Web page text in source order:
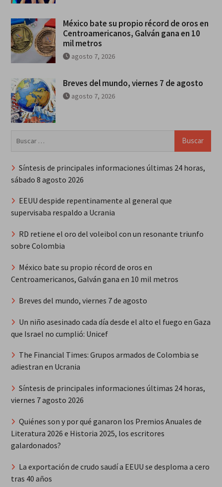
México bate su propio récord de oros en
Centroamericanos, Galván gana en 10
mil metros
agosto 7, 2026
Breves del mundo, viernes 7 de agosto
agosto 7, 2026
Síntesis de principales informaciones últimas 24 horas,
sábado 8 agosto 2026
EEUU despide repentinamente al general que
supervisaba respaldo a Ucrania
RD retiene el oro del voleibol con un resonante triunfo
sobre Colombia
México bate su propio récord de oros en
Centroamericanos, Galván gana en 10 mil metros
Breves del mundo, viernes 7 de agosto
Un niño asesinado cada día desde el alto el fuego en Gaza
que Israel no cumplió: Unicef
The Financial Times: Grupos armados de Colombia se
adiestran en Ucrania
Síntesis de principales informaciones últimas 24 horas,
viernes 7 agosto 2026
Quiénes son y por qué ganaron los Premios Anuales de
Literatura 2026 e Historia 2025, los escritores
galardonados?
La exportación de crudo saudí a EEUU se desploma a cero
tras 40 años